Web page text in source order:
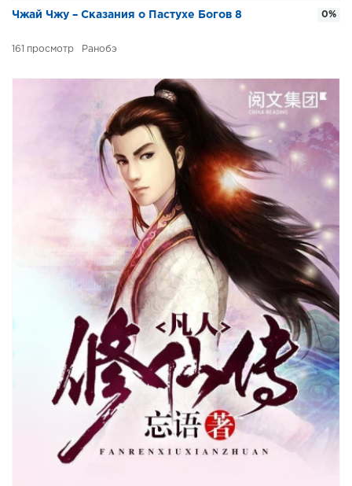
Чжай Чжу – Сказания о Пастухе Богов 8
161 Ранобэ
0%